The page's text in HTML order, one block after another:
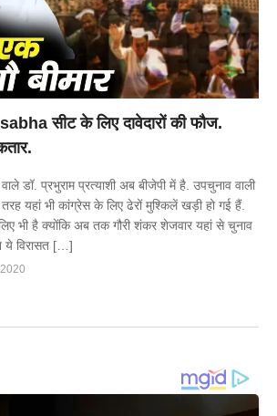
सीट के लिए दावेदारों की फौज.
डॉ. प्रभुराम प्रत्याशी अब बीजेपी में है. उपचुनाव वाली
तरह यहां भी कांग्रेस के लिए ढेरों मुश्किलें खड़ी हो गई हैं.
भी है क्योंकि अब तक गौरी शंकर शेजवार यहां से चुनाव
ये विरासत […]